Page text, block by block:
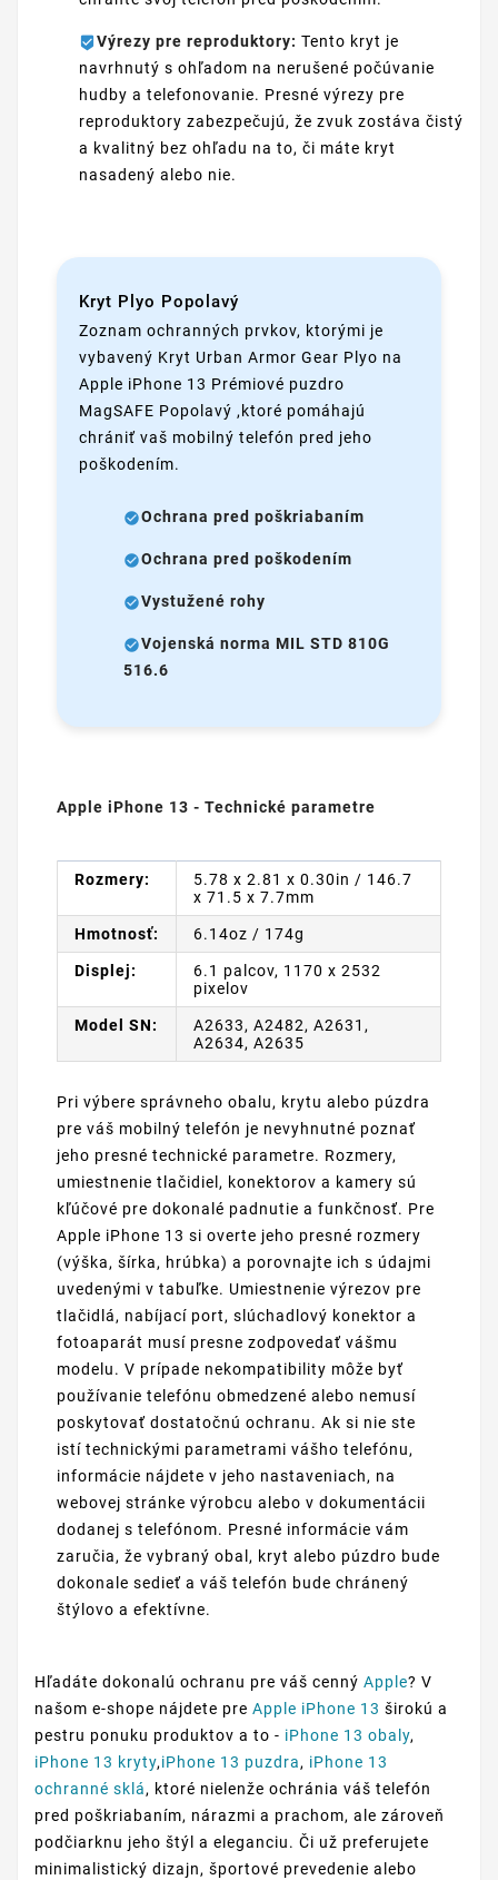
Výrezy pre reproduktory: Tento kryt je
navrhnutý s ohľadom na nerušené počúvanie
hudby a telefonovanie. Presné výrezy pre
reproduktory zabezpečujú, že zvuk zostáva čistý
a kvalitný bez ohľadu na to, či máte kryt
nasadený alebo nie.
Kryt Plyo Popolavý
Zoznam ochranných prvkov, ktorými je
vybavený Kryt Urban Armor Gear Plyo na
Apple iPhone 13 Prémiové puzdro
MagSAFE Popolavý ,ktoré pomáhajú
chrániť vaš mobilný telefón pred jeho
poškodením.
Ochrana pred poškriabaním
Ochrana pred poškodením
Vystužené rohy
Vojenská norma MIL STD 810G
516.6
Apple iPhone 13 - Technické parametre
Rozmery:
5.78 x 2.81 x 0.30in / 146.7
x 71.5 x 7.7mm
Hmotnosť: 6.14oz / 174g
Displej:
6.1 palcov, 1170 x 2532
pixelov
Model SN:
A2633, A2482, A2631,
A2634, A2635
Pri výbere správneho obalu, krytu alebo púzdra
pre váš mobilný telefón je nevyhnutné poznať
jeho presné technické parametre. Rozmery,
umiestnenie tlačidiel, konektorov a kamery sú
kľúčové pre dokonalé padnutie a funkčnosť. Pre
Apple iPhone 13 si overte jeho presné rozmery
(výška, šírka, hrúbka) a porovnajte ich s údajmi
uvedenými v tabuľke. Umiestnenie výrezov pre
tlačidlá, nabíjací port, slúchadlový konektor a
fotoaparát musí presne zodpovedať vášmu
modelu. V prípade nekompatibility môže byť
používanie telefónu obmedzené alebo nemusí
poskytovať dostatočnú ochranu. Ak si nie ste
istí technickými parametrami vášho telefónu,
informácie nájdete v jeho nastaveniach, na
webovej stránke výrobcu alebo v dokumentácii
dodanej s telefónom. Presné informácie vám
zaručia, že vybraný obal, kryt alebo púzdro bude
dokonale sedieť a váš telefón bude chránený
štýlovo a efektívne.
Hľadáte dokonalú ochranu pre váš cenný Apple? V
našom e-shope nájdete pre Apple iPhone 13 širokú a
pestru ponuku produktov a to - iPhone 13 obaly,
iPhone 13 kryty,iPhone 13 puzdra, iPhone 13
ochranné sklá, ktoré nielenže ochránia váš telefón
pred poškriabaním, nárazmi a prachom, ale zároveň
podčiarknu jeho štýl a eleganciu. Či už preferujete
minimalistický dizajn, športové prevedenie alebo